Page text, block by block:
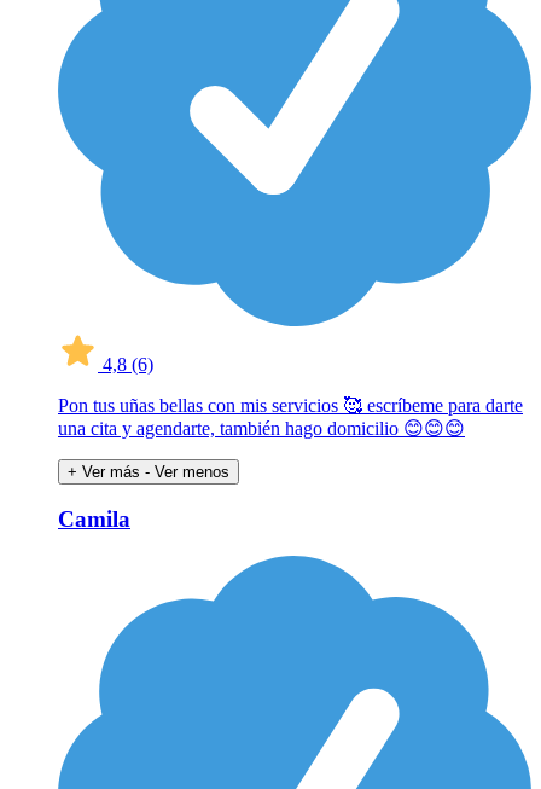
4,8 (6)
Pon tus uñas bellas con mis servicios 🥰 escríbeme para darte
una cita y agendarte, también hago domicilio 😊😊😊
+ Ver más - Ver menos
Camila